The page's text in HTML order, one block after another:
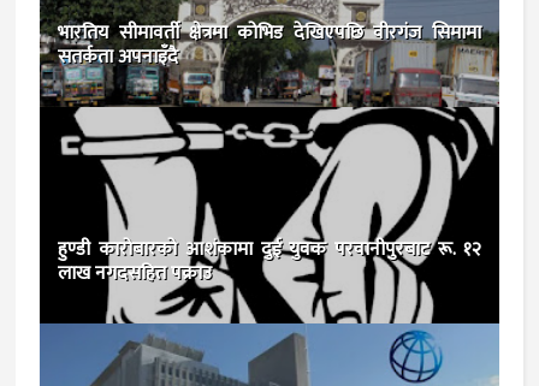
भारतिय सीमावर्ती क्षेत्रमा कोभिड देखिएपछि वीरगंज सिमामा
सतर्कता अपनाइँदै
हुण्डी कारोबारको आशंकामा दुई युवक परवानीपुरबाट रू. १२
लाख नगदसहित पक्राउ